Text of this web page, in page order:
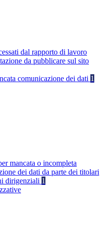
dal rapporto di lavoro
da pubblicare sul sito
comunicazione dei dati 1
mancata o incompleta
dei dati da parte dei titolari
dirigenziali 1